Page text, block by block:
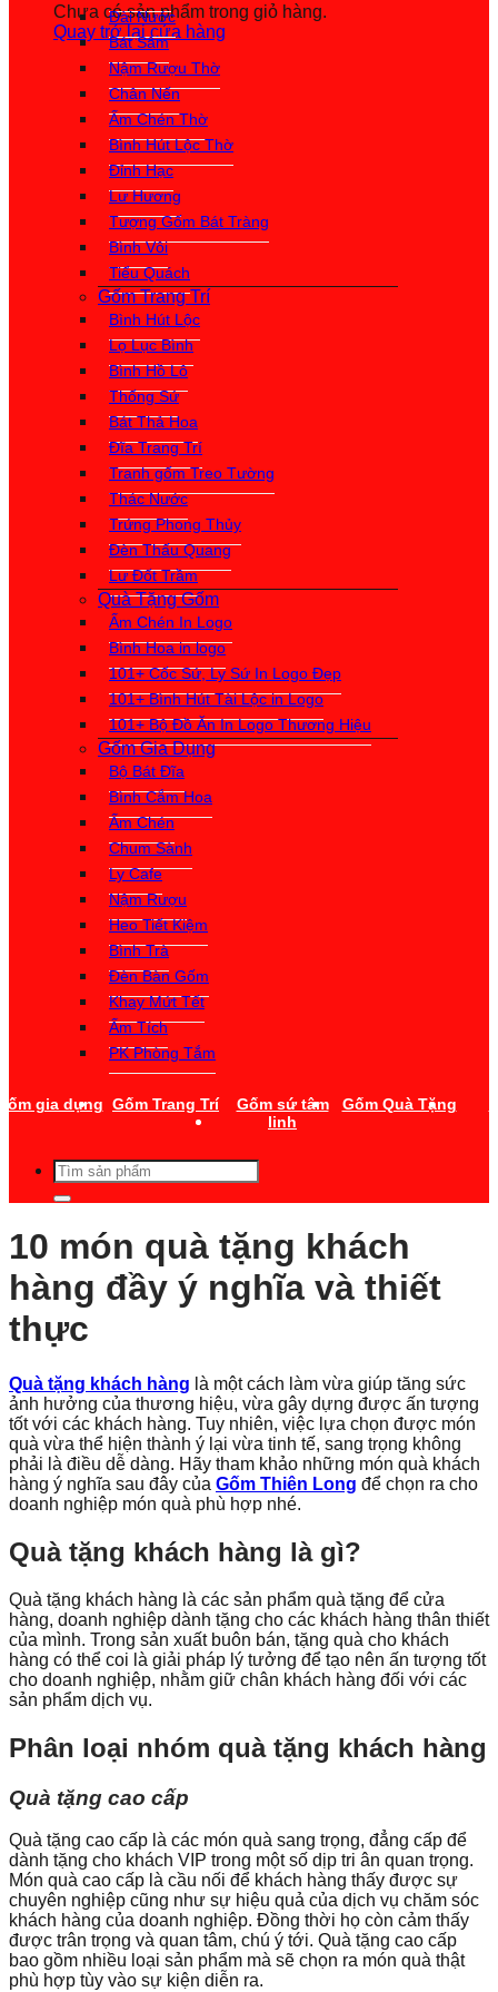
Chưa có sản phẩm trong giỏ hàng.
Quay trở lại cửa hàng
Đài Nước
Bát Sâm
Nậm Rượu Thờ
Chân Nến
Ấm Chén Thờ
Bình Hút Lộc Thờ
Đỉnh Hạc
Lư Hương
Tượng Gốm Bát Tràng
Bình Vôi
Tiểu Quách
Gốm Trang Trí
Bình Hút Lộc
Lọ Lục Bình
Bình Hồ Lô
Thống Sứ
Bát Thả Hoa
Đĩa Trang Trí
Tranh gốm Treo Tường
Thác Nước
Trứng Phong Thủy
Đèn Thấu Quang
Lư Đốt Trầm
Quà Tặng Gốm
Ấm Chén In Logo
Bình Hoa in logo
101+ Cốc Sứ, Ly Sứ In Logo Đẹp
101+ Bình Hút Tài Lộc in Logo
101+ Bộ Đồ Ăn In Logo Thương Hiệu
Gốm Gia Dụng
Bộ Bát Đĩa
Bình Cắm Hoa
Ấm Chén
Chum Sành
Ly Cafe
Nậm Rượu
Heo Tiết Kiệm
Bình Trà
Đèn Bàn Gốm
Khay Mứt Tết
Ấm Tích
PK Phòng Tắm
gia dụng Gốm Trang Trí
Gốm sứ tâm
linh
Gốm Quà Tặng
Tìm
kiếm:
10 món quà tặng khách
hàng đầy ý nghĩa và thiết
thực
Quà tặng khách hàng là một cách làm vừa giúp tăng sức
ảnh hưởng của thương hiệu, vừa gây dựng được ấn tượng
tốt với các khách hàng. Tuy nhiên, việc lựa chọn được món
quà vừa thể hiện thành ý lại vừa tinh tế, sang trọng không
phải là điều dễ dàng. Hãy tham khảo những món quà khách
hàng ý nghĩa sau đây của Gốm Thiên Long để chọn ra cho
doanh nghiệp món quà phù hợp nhé.
Quà tặng khách hàng là gì?
Quà tặng khách hàng là các sản phẩm quà tặng để cửa
hàng, doanh nghiệp dành tặng cho các khách hàng thân thiết
của mình. Trong sản xuất buôn bán, tặng quà cho khách
hàng có thể coi là giải pháp lý tưởng để tạo nên ấn tượng tốt
cho doanh nghiệp, nhằm giữ chân khách hàng đối với các
sản phẩm dịch vụ.
Phân loại nhóm quà tặng khách hàng
Quà tặng cao cấp
Quà tặng cao cấp là các món quà sang trọng, đẳng cấp để
dành tặng cho khách VIP trong một số dịp tri ân quan trọng.
Món quà cao cấp là cầu nối để khách hàng thấy được sự
chuyên nghiệp cũng như sự hiệu quả của dịch vụ chăm sóc
khách hàng của doanh nghiệp. Đồng thời họ còn cảm thấy
được trân trọng và quan tâm, chú ý tới. Quà tặng cao cấp
bao gồm nhiều loại sản phẩm mà sẽ chọn ra món quà thật
phù hợp tùy vào sự kiện diễn ra.